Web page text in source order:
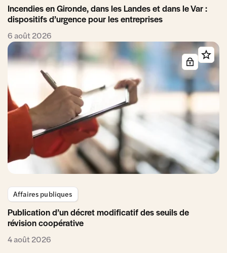
Incendies en Gironde, dans les Landes et dans le Var :
dispositifs d’urgence pour les entreprises
6 août 2026
Affaires publiques
Publication d’un décret modificatif des seuils de
révision coopérative
4 août 2026